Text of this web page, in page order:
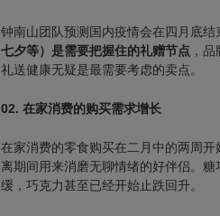
钟南山团队预测国内疫情会在四月底结
七夕等）是需要把握住的礼赠节点 ，
礼送健康无疑是最需要考虑的卖点。
02. 在家消费的购买需求增长
在家消费的零食购买在二月中的两周
离期间用来消磨无聊情绪的好伴侣。
缓，巧克力甚至已经开始止跌回升。